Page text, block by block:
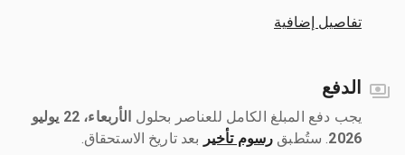
تفاصيل إضافية
الدفع
يجب دفع المبلغ الكامل للعناصر بحلول ‎
الأربعاء، 22 يوليو
2026
رسوم تأخير بعد تاريخ الاستحقاق.